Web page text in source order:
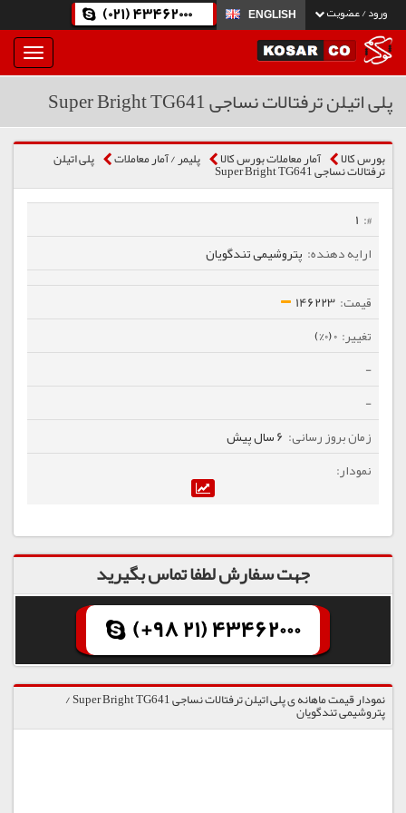
ورود / عضویت ENGLISH
(021) 43462000
بار
و
پلی اتیلن ترفتالات نساجی Super Bright TG641
بورس کالا آمار معاملات بورس کالا پلیمر / آمار معاملات پلی اتیلن
ترفتالات نساجی Super Bright TG641
1
پتروشیمی تندگویان
146223
0 (0%)
-
-
6 سال پیش
جهت سفارش لطفا تماس بگیرید
(+98 21) 43462000
نمودار قیمت ماهانه ی پلی اتیلن ترفتالات نساجی Super Bright TG641 /
پتروشیمی تندگویان